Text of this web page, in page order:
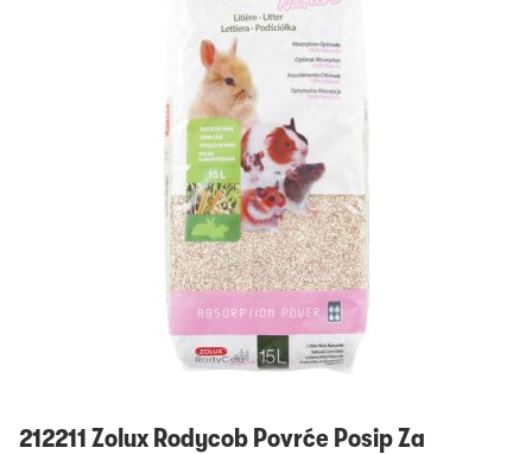
212211 Zolux Rodycob Povrće Posip Za